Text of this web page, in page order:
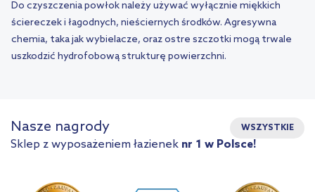
Do czyszczenia powłok należy używać wyłącznie miękkich
ściereczek i łagodnych, nieściernych środków. Agresywna
chemia, taka jak wybielacze, oraz ostre szczotki mogą trwale
uszkodzić hydrofobową strukturę powierzchni.
Nasze nagrody WSZYSTKIE
Sklep z wyposażeniem łazienek nr 1 w Polsce!